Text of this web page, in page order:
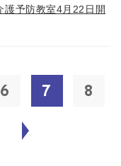
護予防教室4月22日開
6 7
8